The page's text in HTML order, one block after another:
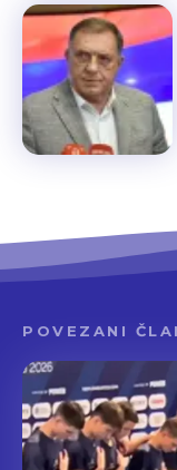
POVEZANI